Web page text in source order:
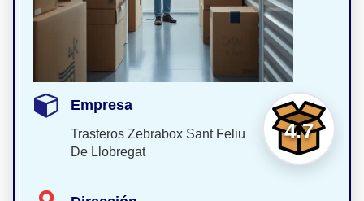
4.7
Empresa
Trasteros Zebrabox Sant Feliu
De Llobregat